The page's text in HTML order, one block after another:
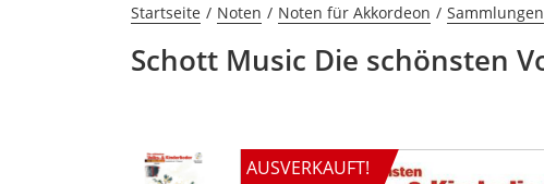
Startseite / Noten / Noten für Akkordeon / Sammlungen
Schott Music Die schönsten
AUSVERKAUFT!